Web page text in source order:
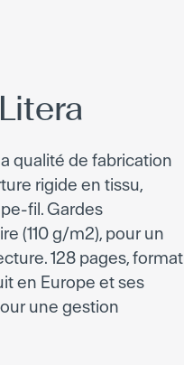
qualité de fabrication
rigide en tissu,
fil. Gardes
(110 g/m2), pour un
128 pages, format
en Europe et ses
une gestion